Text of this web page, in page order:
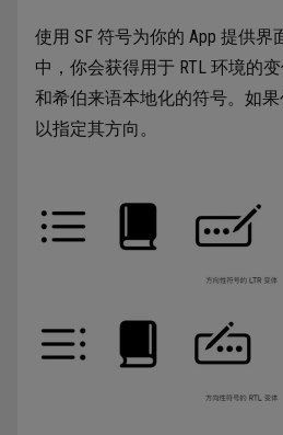
使用 SF 符号为你的 App 提供
中，你会获得用于 RTL 环境的
和希伯来语本地化的符号。如
以指定其方向。